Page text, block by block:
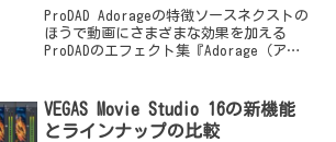
ProDAD Adorageの特徴ソースネクストの
ほうで動画にさまざまな効果を加える
ProDADのエフェクト集『Adorage（アド
始されました。「Vide...
VEGAS Movie Studio 16の新機能
とラインナップの比較